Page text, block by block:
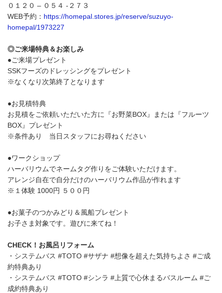
０１２０ – ０５４ -２７３
WEB予約： https://homepal.stores.jp/reserve/suzuyo-
homepal/1973227
◎ご来場特典＆お楽しみ
●ご来場プレゼント
SSKフーズのドレッシングをプレゼント
※なくなり次第終了となります
●お見積特典
お見積をご依頼いただいた方に『お野菜BOX』または『フルーツ
BOX』プレゼント
※条件あり 当日スタッフにお尋ねください
●ワークショップ
ハーバリウムでネームタグ作りをご体験いただけます。
アレンジ自在で自分だけのハーバリウム作品が作れます
※１体験 1000円 ５００円
●お菓子のつかみどり＆風船プレゼント
お子さま対象です。遊びに来てね！
CHECK！お風呂リフォーム
・システムバス #TOTO #サザナ #想像を超えた気持ちよさ #ご成
約特典あり
・システムバス #TOTO #シンラ #上質で心休まるバスルーム #ご
成約特典あり